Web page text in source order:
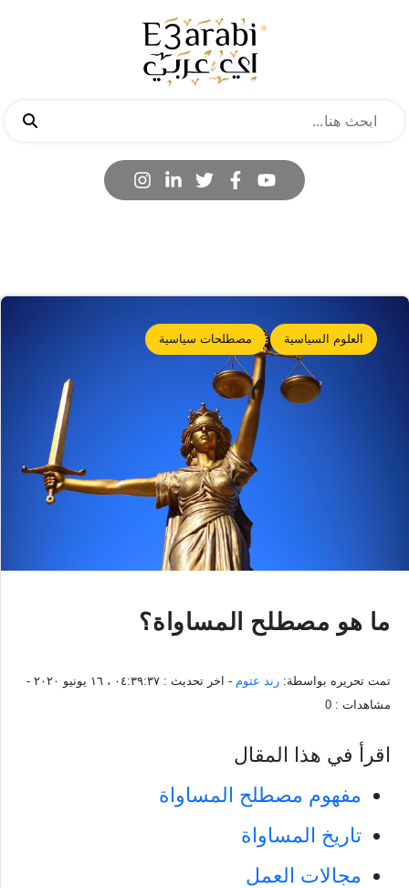
العلوم السياسية مصطلحات سياسية
ما هو مصطلح المساواة؟
تمت تحريره بواسطة: رند عتوم - اخر تحديث : ٠٤:٣٩:٣٧ ، ١٦ يونيو ٢٠٢٠
-
مشاهدات : 0
اقرأ في هذا المقال
مفهوم مصطلح المساواة
تاريخ المساواة
مجالات العمل